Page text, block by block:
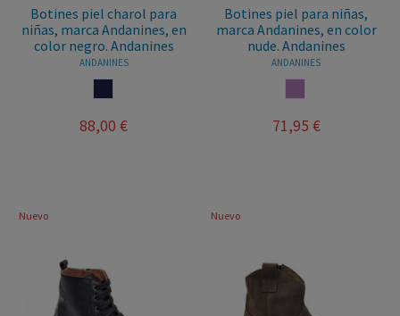
Botines piel charol para
niñas, marca Andanines, en
color negro. Andanines
ANDANINES
88,00 €
Botines piel para niñas,
marca Andanines, en color
nude. Andanines
ANDANINES
71,95 €
Nuevo Nuevo